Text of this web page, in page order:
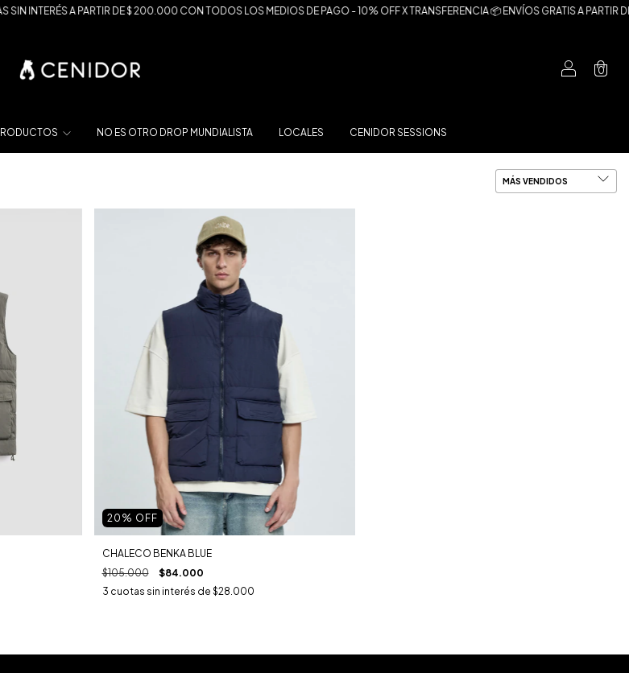
INTERÉS A PARTIR DE $ 200.000 CON TODOS LOS MEDIOS DE PAGO - 10% OFF X TRANSFERENCIA 📦 ENVÍOS GRATIS A PARTIR DE
0
NO ES OTRO DROP MUNDIALISTA LOCALES CENIDOR SESSIONS
20 % OFF
CHALECO BENKA BLUE
$105.000
$84.000
3 cuotas sin interés de $28.000